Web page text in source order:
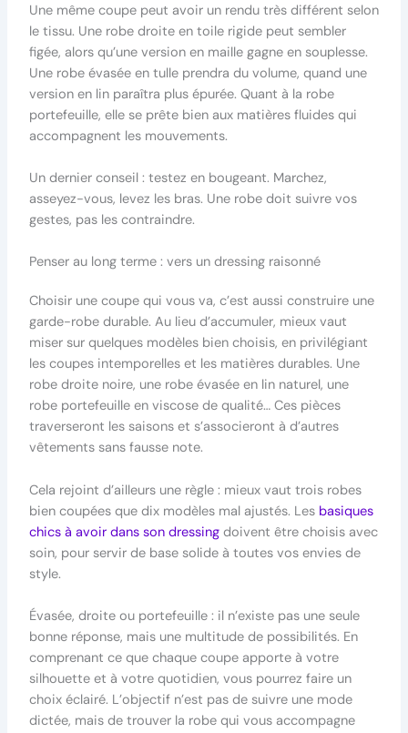
Une même coupe peut avoir un rendu très différent selon
le tissu. Une robe droite en toile rigide peut sembler
figée, alors qu’une version en maille gagne en souplesse.
Une robe évasée en tulle prendra du volume, quand une
version en lin paraîtra plus épurée. Quant à la robe
portefeuille, elle se prête bien aux matières fluides qui
accompagnent les mouvements.
Un dernier conseil : testez en bougeant. Marchez,
asseyez-vous, levez les bras. Une robe doit suivre vos
gestes, pas les contraindre.
Penser au long terme : vers un dressing raisonné
Choisir une coupe qui vous va, c’est aussi construire une
garde-robe durable. Au lieu d’accumuler, mieux vaut
miser sur quelques modèles bien choisis, en privilégiant
les coupes intemporelles et les matières durables. Une
robe droite noire, une robe évasée en lin naturel, une
robe portefeuille en viscose de qualité… Ces pièces
traverseront les saisons et s’associeront à d’autres
vêtements sans fausse note.
Cela rejoint d’ailleurs une règle : mieux vaut trois robes
bien coupées que dix modèles mal ajustés. Les basiques
chics à avoir dans son dressingdoivent être choisis avec
soin, pour servir de base solide à toutes vos envies de
style.
Évasée, droite ou portefeuille : il n’existe pas une seule
bonne réponse, mais une multitude de possibilités. En
comprenant ce que chaque coupe apporte à votre
silhouette et à votre quotidien, vous pourrez faire un
choix éclairé. L’objectif n’est pas de suivre une mode
dictée, mais de trouver la robe qui vous accompagne